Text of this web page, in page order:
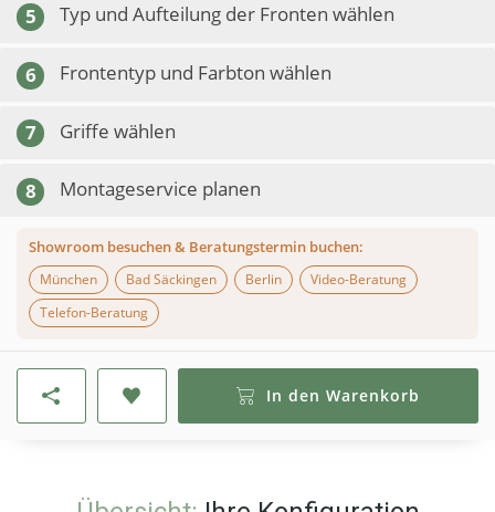
5 Typ und Aufteilung der Fronten wählen
6 Frontentyp und Farbton wählen
7 Griffe wählen
8 Montageservice planen
Showroom besuchen & Beratungstermin buchen:
München
Bad Säckingen Berlin
Video-Beratung
Telefon-Beratung
In den Warenkorb